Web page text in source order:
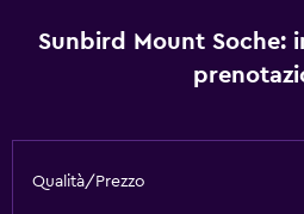
Sunbird Mount Soche:
Qualità/Prezzo